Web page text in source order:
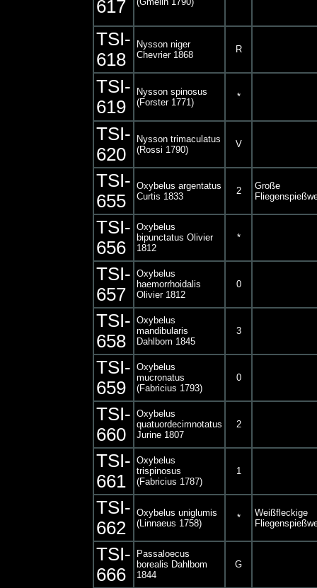
617
TSI-
618
Nysson niger
Chevrier 1868
R
TSI-
619
Nysson spinosus
(Forster 1771)
*
TSI-
620
Nysson trimaculatus
(Rossi 1790)
V
TSI-
655
Oxybelus argentatus
Curtis 1833
2
Große
TSI-
656
Oxybelus
bipunctatus Olivier
1812
*
TSI-
657
Oxybelus
haemorrhoidalis
Olivier 1812
0
TSI-
658
Oxybelus
mandibularis
Dahlbom 1845
3
TSI-
659
Oxybelus
mucronatus
(Fabricius 1793)
0
TSI-
660
Oxybelus
quatuordecimnotatus
Jurine 1807
2
TSI-
661
Oxybelus
trispinosus
(Fabricius 1787)
1
TSI-
662
Oxybelus uniglumis
(Linnaeus 1758)
*
Weißfleckige
TSI-
666
Passaloecus
borealis Dahlbom
1844
G